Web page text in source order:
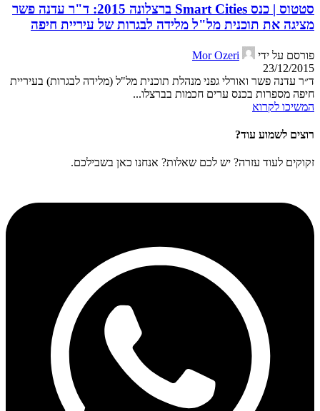
סטטוס | כנס Smart Cities ברצלונה 2015: ד"ר עדנה פשר
מציגה את תוכנית מל"ל מלידה לבגרות של עיריית חיפה
פורסם על ידי
Mor Ozeri
23/12/2015
ד״ר עדנה פשר ואורלי גפני מנהלת תוכנית מל"ל (מלידה לבגרות) בעיריית
חיפה מספרות בכנס ערים חכמות בברצלו...
המשיכו לקרוא
רוצים לשמוע עוד?
זקוקים לעוד עזרה? יש לכם שאלות? אנחנו כאן בשבילכם.